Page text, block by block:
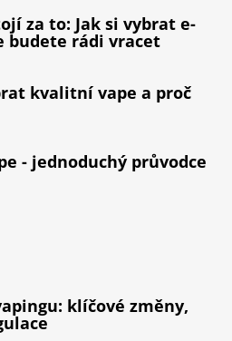
za to: Jak si vybrat e-
budete rádi vracet
kvalitní vape a proč
- jednoduchý průvodce
klíčové změny,